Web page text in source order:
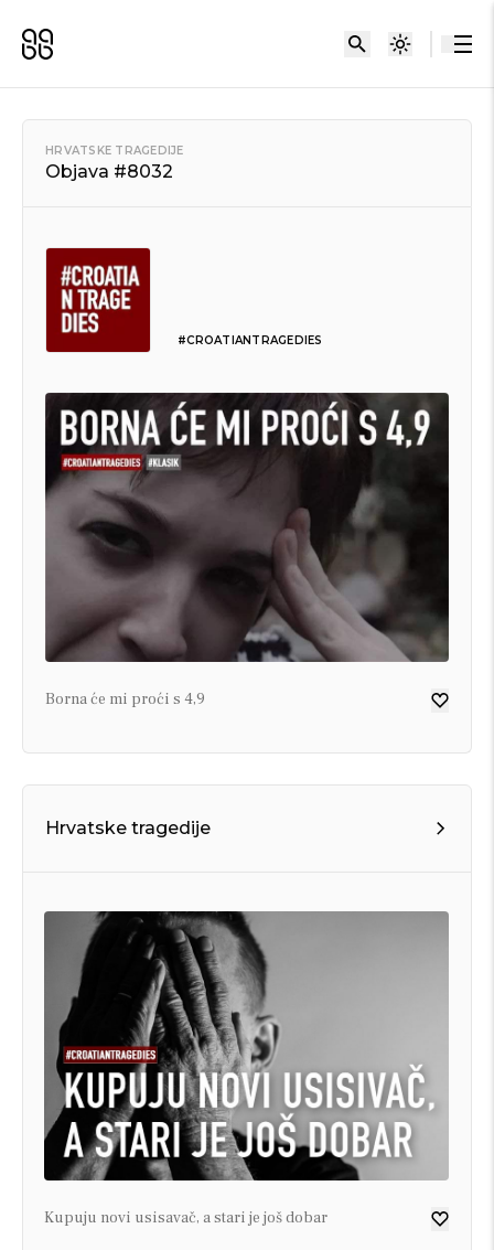
HRVATSKE TRAGEDIJE
Objava #8032
#CROATIANTRAGEDIES
Borna će mi proći s 4,9
Hrvatske tragedije
Kupuju novi usisavač, a stari je još dobar